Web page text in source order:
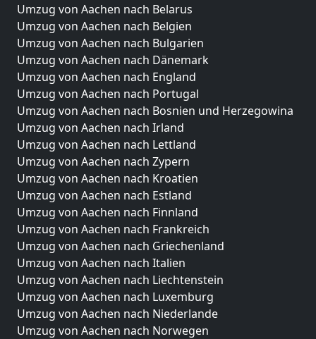
Umzug von Aachen nach Belarus
Umzug von Aachen nach Belgien
Umzug von Aachen nach Bulgarien
Umzug von Aachen nach Dänemark
Umzug von Aachen nach England
Umzug von Aachen nach Portugal
Umzug von Aachen nach Bosnien und Herzegowina
Umzug von Aachen nach Irland
Umzug von Aachen nach Lettland
Umzug von Aachen nach Zypern
Umzug von Aachen nach Kroatien
Umzug von Aachen nach Estland
Umzug von Aachen nach Finnland
Umzug von Aachen nach Frankreich
Umzug von Aachen nach Griechenland
Umzug von Aachen nach Italien
Umzug von Aachen nach Liechtenstein
Umzug von Aachen nach Luxemburg
Umzug von Aachen nach Niederlande
Umzug von Aachen nach Norwegen